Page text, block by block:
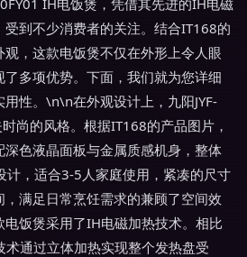
IH电饭煲，凭借其先进的IH电磁
到不少消费者的关注。结合IT168的
，这款电饭煲不仅在外形上令人眼
多项优势。下面，我们就为您详细
性。\n\n在外观设计上，九阳JYF-
尚的风格。根据IT168的产品图片，
色液晶面板与金属质感机身，整体
计，适合3-5人家庭使用，紧凑的尺寸
满足日常烹饪需求的兼顾了空间效
饭煲采用了IH电磁加热技术。相比
通过立体加热实现整个发热盘受